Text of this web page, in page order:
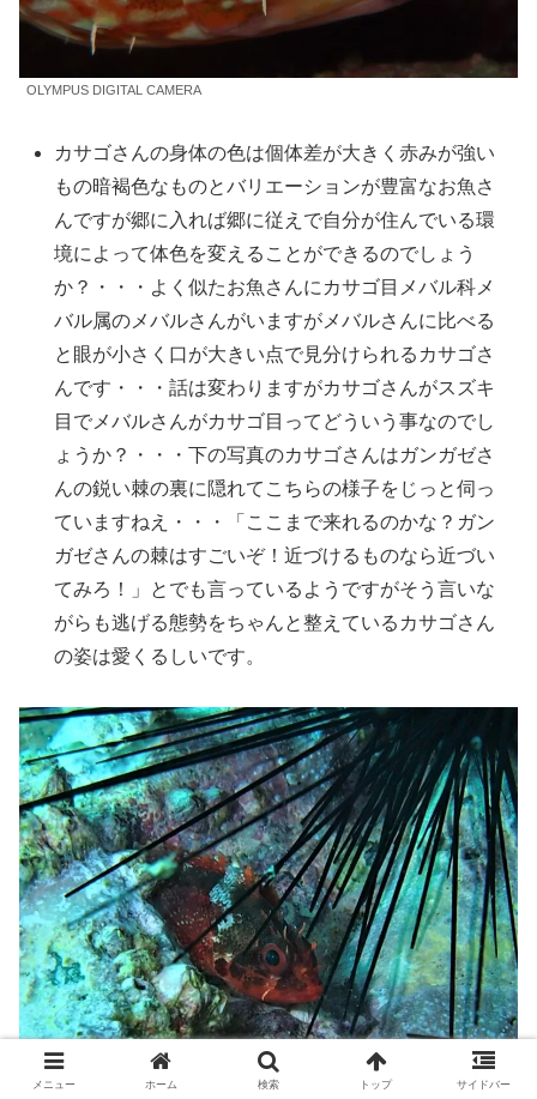
OLYMPUS DIGITAL CAMERA
カサゴさんの身体の色は個体差が大きく赤みが強い
もの暗褐色なものとバリエーションが豊富なお魚さ
んですが郷に入れば郷に従えで自分が住んでいる環
境によって体色を変えることができるのでしょう
か？・・・よく似たお魚さんにカサゴ目メバル科メ
バル属のメバルさんがいますがメバルさんに比べる
と眼が小さく口が大きい点で見分けられるカサゴさ
んです・・・話は変わりますがカサゴさんがスズキ
目でメバルさんがカサゴ目ってどういう事なのでし
ょうか？・・・下の写真のカサゴさんはガンガゼさ
んの鋭い棘の裏に隠れてこちらの様子をじっと伺っ
ていますねえ・・・「ここまで来れるのかな？ガン
ガゼさんの棘はすごいぞ！近づけるものなら近づい
てみろ！」とでも言っているようですがそう言いな
がらも逃げる態勢をちゃんと整えているカサゴさん
の姿は愛くるしいです。
OLYMPUS DIGITAL CAMERA
メニュー ホーム 検索 トップ サイドバー